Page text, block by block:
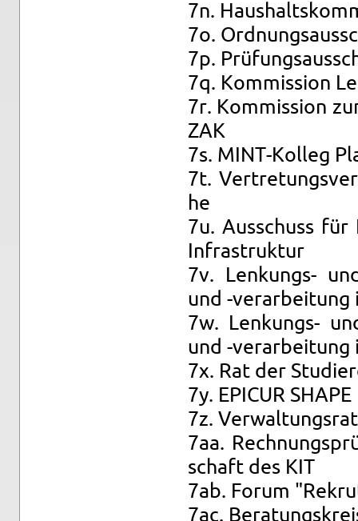
7n.
7o.
7p.
7q. Kom­mis­si­on
7r. Kom­mis­si­on
ZAK
7s. MINT-Kol­leg
7t.
he
7u. Aus­schuss
In­fra­struk­tur
7v. Len­kungs-
und -ver­ar­bei­tung
7w. Len­kungs-
und -ver­ar­bei­tung
7x. Rat der
7y. EPI­CUR
7z.
7aa.
schaft des KIT
7ab. Forum
7ac.